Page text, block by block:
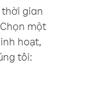
thời gian
một
hoạt,
tôi: